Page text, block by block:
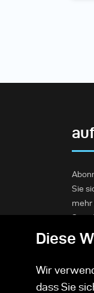
Sie
mehr
Sie
Diese
Wir
dass Sie